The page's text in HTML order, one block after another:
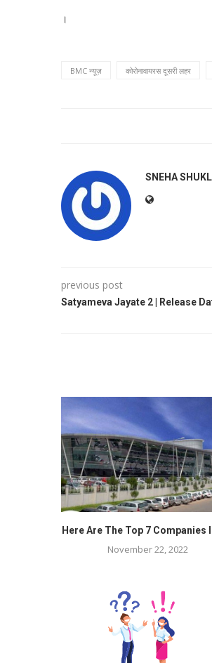
।
BMC न्यूज़ कोरोनावायरस दूसरी लहर
SNEHA
previous post
Satyameva Jayate 2 | Release
Here Are The Top 7 Companies
November 22, 2022